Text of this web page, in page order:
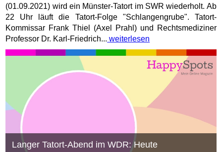
(01.09.2021) wird ein Münster-Tatort im SWR wiederholt. Ab
22 Uhr läuft die Tatort-Folge "Schlangengrube". Tatort-
Kommissar Frank Thiel (Axel Prahl) und Rechtsmediziner
Professor Dr. Karl-Friedrich... weiterlesen
Langer Tatort-Abend im WDR: Heute